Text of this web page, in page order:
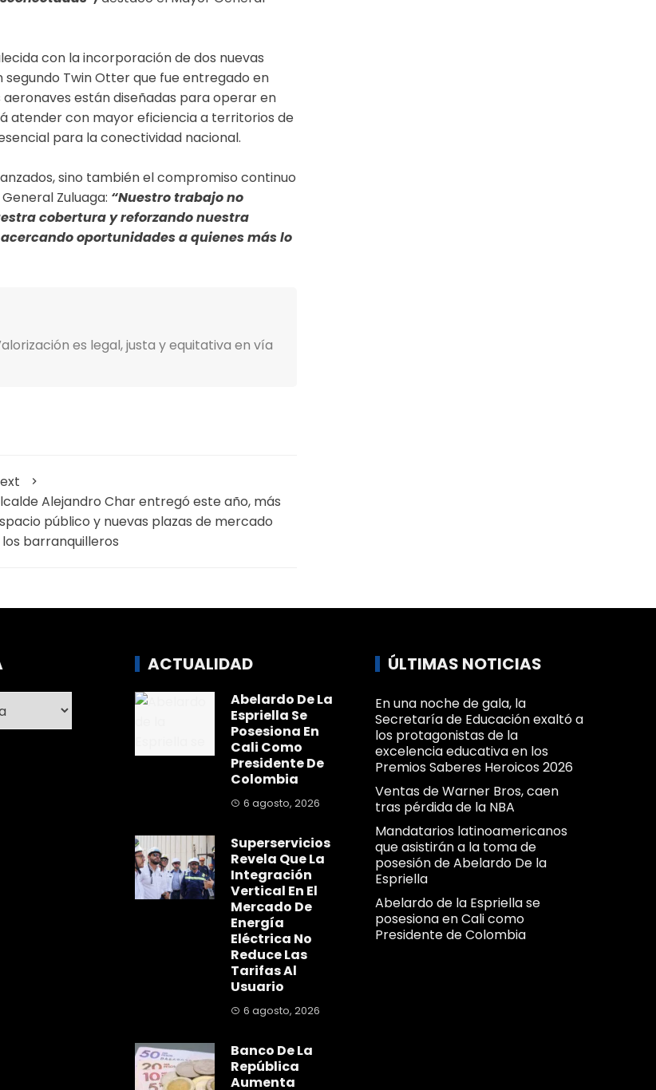
con la incorporación de dos nuevas
segundo Twin Otter que fue entregado en
están diseñadas para operar en
atender con mayor eficiencia a territorios de
para la conectividad nacional.
sino también el compromiso continuo
Zuluaga: “Nuestro trabajo no
cobertura y reforzando nuestra
oportunidades a quienes más lo
es legal, justa y equitativa en vía
Alejandro Char entregó este año, más
público y nuevas plazas de mercado
barranquilleros
ACTUALIDAD
Abelardo De La
Espriella Se
Posesiona En
Cali Como
Presidente De
Colombia
6 agosto, 2026
Superservicios
Revela Que La
Integración
Vertical En El
Mercado De
Energía
Eléctrica No
Reduce Las
Tarifas Al
Usuario
6 agosto, 2026
Banco De La
República
Aumenta
ÚLTIMAS NOTICIAS
En una noche de gala, la
Secretaría de Educación exaltó a
los protagonistas de la
excelencia educativa en los
Premios Saberes Heroicos 2026
Ventas de Warner Bros, caen
tras pérdida de la NBA
Mandatarios latinoamericanos
que asistirán a la toma de
posesión de Abelardo De la
Espriella
Abelardo de la Espriella se
posesiona en Cali como
Presidente de Colombia